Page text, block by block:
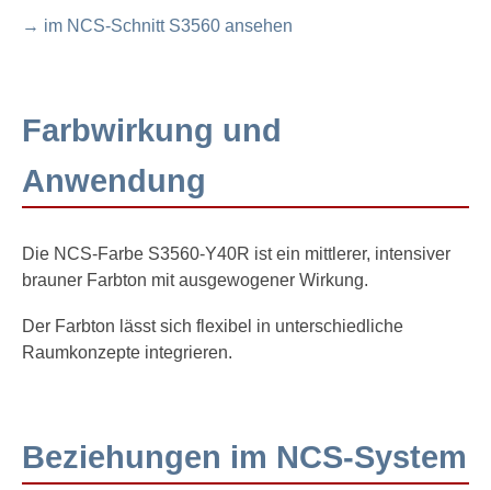
→ im NCS-Schnitt S3560 ansehen
Farbwirkung und
Anwendung
Die NCS-Farbe S3560-Y40R ist ein mittlerer, intensiver
brauner Farbton mit ausgewogener Wirkung.
Der Farbton lässt sich flexibel in unterschiedliche
Raumkonzepte integrieren.
Beziehungen im NCS-System